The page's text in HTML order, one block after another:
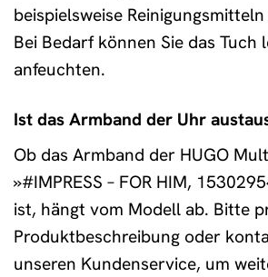
beispielsweise
Bei Bedarf können Sie das Tuch
anfeuchten.
Ist das Armband der Uhr
Ob das Armband der HUGO
»#IMPRESS – FOR HIM,
ist, hängt vom Modell ab. Bitte
Produktbeschreibung oder
unseren Kundenservice, um